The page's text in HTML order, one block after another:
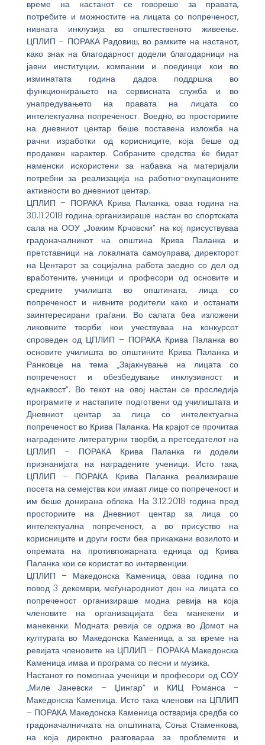
време на настанот се говореше за правата,
потребите и можностите на лицата со попреченост,
нивната инклузија во општественото живеење.
ЦПЛИП – ПОРАКА Радовиш, во рамките на настанот,
како знак на благодарност додели благодарници на
јавни институции, компании и поединци кои во
изминатата година дадоа поддршка во
функционирањето на сервисната служба и во
унапредувањето на правата на лицата со
интелектуална попреченост. Воедно, во просториите
на дневниот центар беше поставена изложба на
рачни изработки од корисниците, која беше од
продажен карактер. Собраните средства ќе бидат
наменски искористени за набавка на материјали
потребни за реализација на работно-окупационите
активности во дневниот центар.
ЦПЛИП – ПОРАКА Крива Паланка, оваа година на
30.11.2018 година организираше настан во спортската
сала на ООУ „Јоаким Крчовски” на кој присуствуваа
градоначалникот на општина Крива Паланка и
претставници на локалната самоуправа, директорот
на Центарот за социјална работа заедно со дел од
вработените, ученици и професори од основите и
средните училишта во општината, лица со
попреченост и нивните родители како и останати
заинтересирани граѓани. Во салата беа изложени
ликовните творби кои учествуваа на конкурсот
спроведен од ЦПЛИП – ПОРАКА Крива Паланка во
основите училишта во општините Крива Паланка и
Ранковце на тема „Зајакнување на лицата со
попреченост и обезбедување инклузивност и
еднаквост”. Во текот на овој настан се проследија
програмите и настапите подготвени од училиштата и
Дневниот центар за лица со интелектуална
попреченост во Крива Паланка. На крајот се прочитаа
наградените литературни творби, а претседателот на
ЦПЛИП – ПОРАКА Крива Паланка ги додели
признанијата на наградените ученици. Исто така,
ЦПЛИП – ПОРАКА Крива Паланка реализираше
посета на семејства кои имаат лице со попреченост и
им беше донирана облека. На 3.12.2018 година пред
просториите на Дневниот центар за лица со
интелектуална попреченост, а во присуство на
корисниците и други гости беа прикажани возилото и
опремата на противпожарната едница од Крива
Паланка кои се користат во интервенции.
ЦПЛИП – Македонска Каменица, оваа година по
повод 3 декември, меѓународниот ден на лицата со
попреченост организираше модна ревија на која
членовите на организацијата беа манекени и
манекенки. Модната ревија се одржа во Домот на
културата во Македонска Каменица, а за време на
ревијата членовите на ЦПЛИП – ПОРАКА Македонска
Каменица имаа и програма со песни и музика.
Настанот го помогнаа ученици и професори од СОУ
„Миле Јаневски – Џингар” и КИЦ Романса –
Македонска Каменица. Исто така членови на ЦПЛИП
– ПОРАКА Македонска Каменица остварија средба со
градоначалничката на општината, Соња Стаменкова,
на која директно разговараа за проблемите и